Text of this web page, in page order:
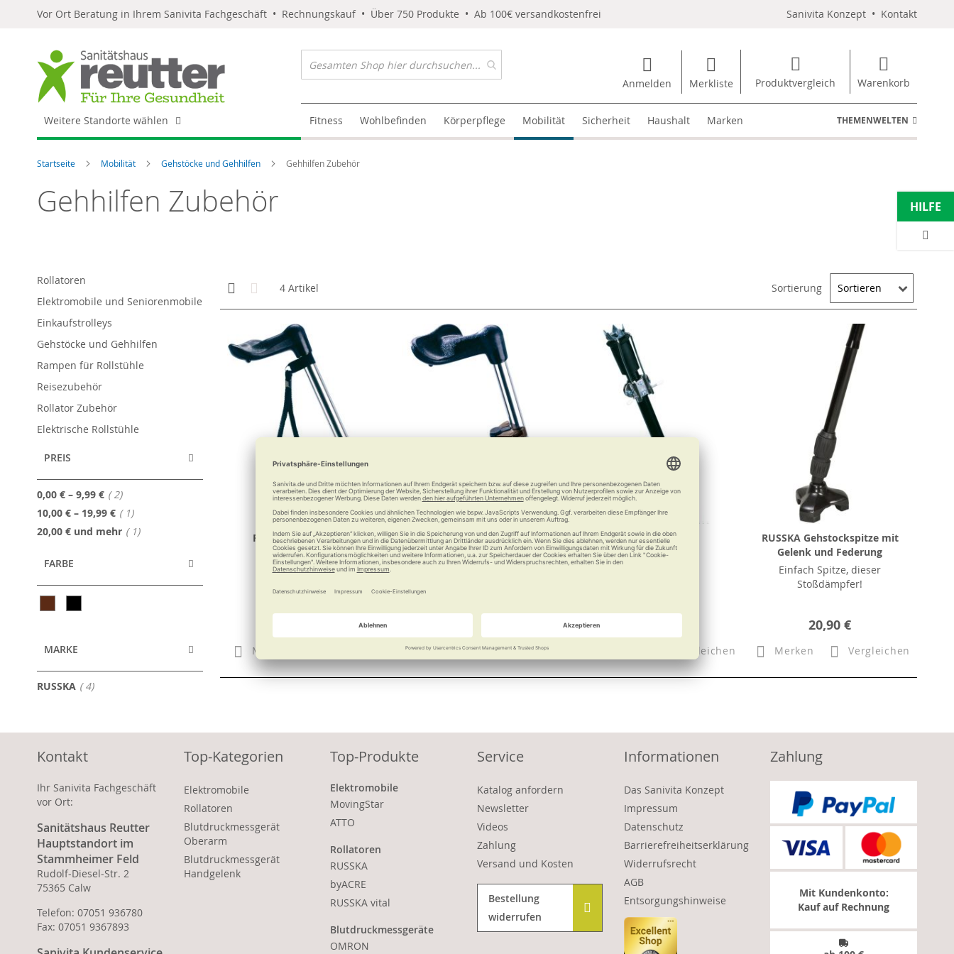
Vor Ort Beratung in Ihrem Sanivita Fachgeschäft • Rechnungskauf • Über 750 Produkte • Ab 100€ versandkostenfrei Sanivita Konzept • Kontakt
Anmelden Merkliste Produktvergleich Warenkorb
Weitere Standorte wählen Fitness Wohlbefinden Körperpflege Mobilität Sicherheit Haushalt Marken THEMENWELTEN
Startseite Mobilität Gehstöcke und Gehhilfen Gehhilfen Zubehör
Gehhilfen Zubehör
Anzeigen
als
Kachelansicht
4 Artikel Sortierung
RUSSKA Stockschlaufe
Merken
RUSSKA Stockhalter
So bleibt Ihr Stock am Tisch
Merken Vergleichen
RUSSKA Eiskralle
Eisfest
Vergleichen
RUSSKA Gehstockspitze mit
Gelenk und Federung
Einfach Spitze, dieser
Stoßdämpfer!
20,90 €
Merken Vergleichen
Rollatoren
Elektromobile und Seniorenmobile
Einkaufstrolleys
Gehstöcke und Gehhilfen
Rampen für Rollstühle
Reisezubehör
Rollator Zubehör
Elektrische Rollstühle
PREIS
0,00 € – 9,99 € 2Artikel
10,00 € – 19,99 € 1Artikel
20,00 € und mehr 1Artikel
FARBE
MARKE
RUSSKA 4Artikel
HILFE
Kontakt
Ihr Sanivita Fachgeschäft
vor Ort:
Sanitätshaus Reutter
Hauptstandort im
Stammheimer Feld
Rudolf-Diesel-Str. 2
75365 Calw
Telefon: 07051 936780
Fax: 07051 9367893
Top-Kategorien
Elektromobile
Rollatoren
Blutdruckmessgerät
Oberarm
Blutdruckmessgerät
Handgelenk
Top-Produkte
Elektromobile
MovingStar
ATTO
Rollatoren
RUSSKA
byACRE
RUSSKA vital
Blutdruckmessgeräte
OMRON
Service
Katalog anfordern
Newsletter
Videos
Zahlung
Versand und Kosten
Bestellung
widerrufen
Informationen
Das Sanivita Konzept
Impressum
Datenschutz
Barrierefreiheitserklärung
Widerrufsrecht
AGB
Entsorgungshinweise
Zahlung
Mit Kundenkonto:
Kauf auf Rechnung